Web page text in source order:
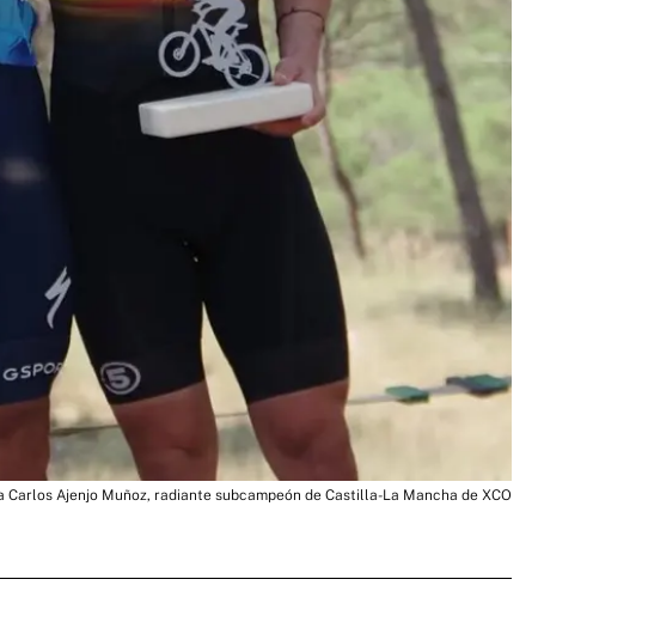
Carlos Ajenjo Muñoz, radiante subcampeón de Castilla-La Mancha de XCO